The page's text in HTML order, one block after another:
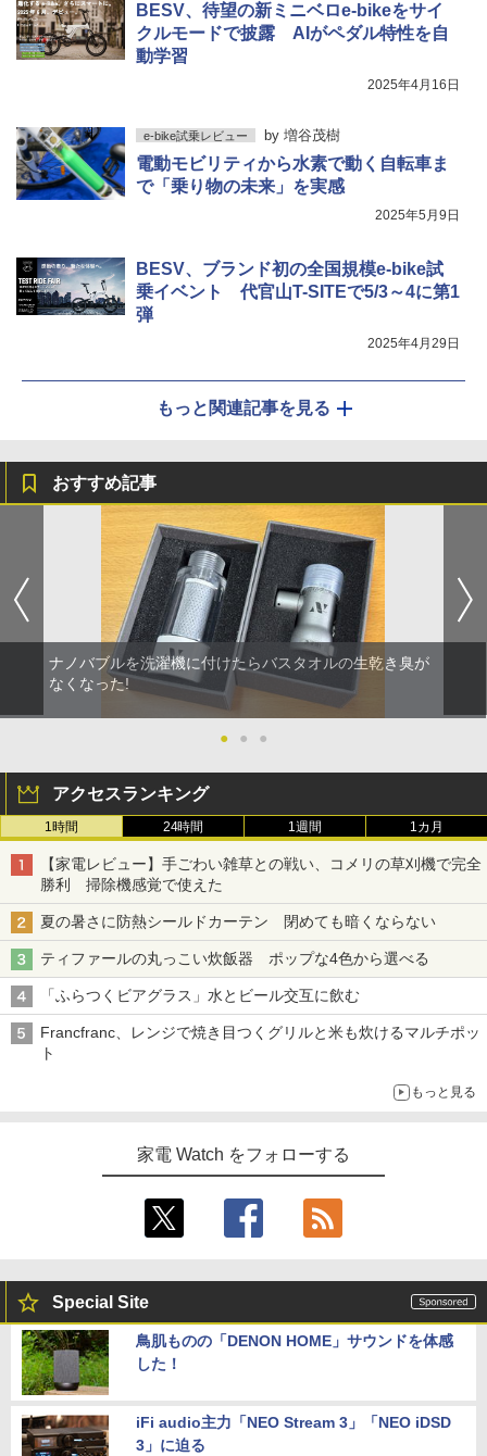
BESV、待望の新ミニベロe-bikeをサイ
クルモードで披露 AIがペダル特性を自
動学習
2025年4月16日
e-bike試乗レビュー by 増谷茂樹
電動モビリティから水素で動く自転車ま
で「乗り物の未来」を実感
2025年5月9日
BESV、ブランド初の全国規模e-bike試
乗イベント 代官山T-SITEで5/3～4に第1
弾
2025年4月29日
もっと関連記事を見る
おすすめ記事
ナノバブルを洗濯機に付けたらバスタオルの生乾き臭が
なくなった!
● ● ●
アクセスランキング
1時間 24時間 1週間 1カ月
【家電レビュー】手ごわい雑草との戦い、コメリの草刈機で完全
勝利 掃除機感覚で使えた
夏の暑さに防熱シールドカーテン 閉めても暗くならない
ティファールの丸っこい炊飯器 ポップな4色から選べる
「ふらつくビアグラス」水とビール交互に飲む
Francfranc、レンジで焼き目つくグリルと米も炊けるマルチポッ
ト
もっと見る
家電 Watch をフォローする
Special Site
鳥肌ものの「DENON HOME」サウンドを体感
した！
iFi audio主力「NEO Stream 3」「NEO iDSD
3」に迫る